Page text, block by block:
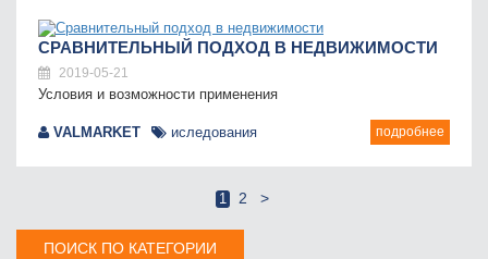
СРАВНИТЕЛЬНЫЙ ПОДХОД В НЕДВИЖИМОСТИ
2019-05-21
Условия и возможности применения
VALMARKET иследования подробнее
1 2 >
ПОИСК ПО КАТЕГОРИИ